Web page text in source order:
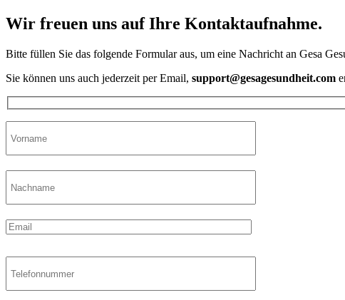
Wir freuen uns auf Ihre Kontaktaufnahme.
Bitte füllen Sie das folgende Formular aus, um eine Nachricht an Gesa
Sie können uns auch jederzeit per Email, support@gesagesundheit.com